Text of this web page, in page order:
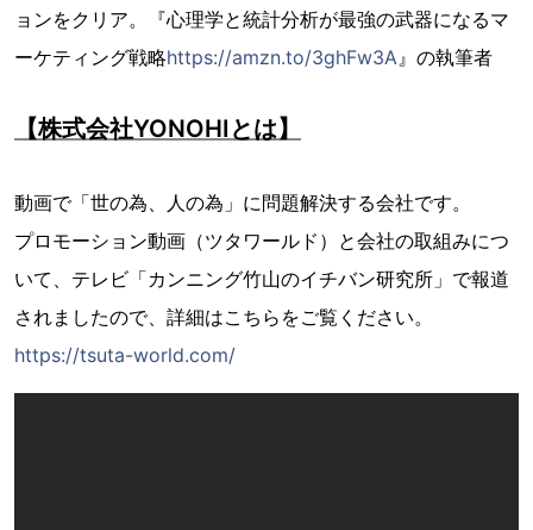
ョンをクリア。『心理学と統計分析が最強の武器になるマ
ーケティング戦略https://amzn.to/3ghFw3A』の執筆者
【株式会社YONOHIとは】
動画で「世の為、人の為」に問題解決する会社です。
プロモーション動画（ツタワールド）と会社の取組みにつ
いて、テレビ「カンニング竹山のイチバン研究所」で報道
されましたので、詳細はこちらをご覧ください。
https://tsuta-world.com/